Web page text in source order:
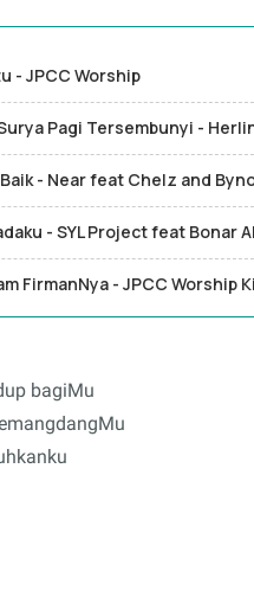
- JPCC Worship
Pagi Tersembunyi -
- Near feat Chelz and
- SYL Project feat Bonar
FirmanNya - JPCC Worship
bagiMu